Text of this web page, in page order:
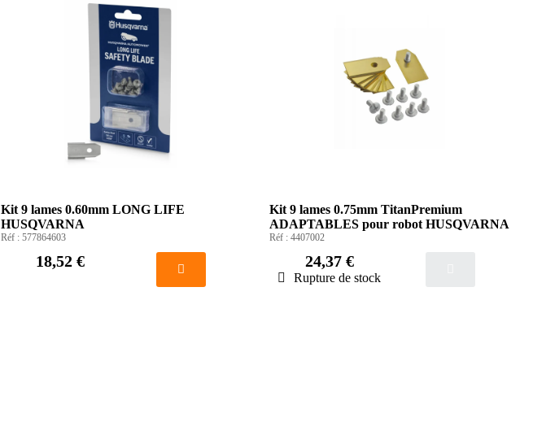
Kit 9 lames 0.60mm LONG LIFE
HUSQVARNA
Réf : 577864603
18,52 €
Kit 9 lames 0.75mm TitanPremium
ADAPTABLES pour robot HUSQVARNA
Réf :4407002
24,37 €
Rupture de stock